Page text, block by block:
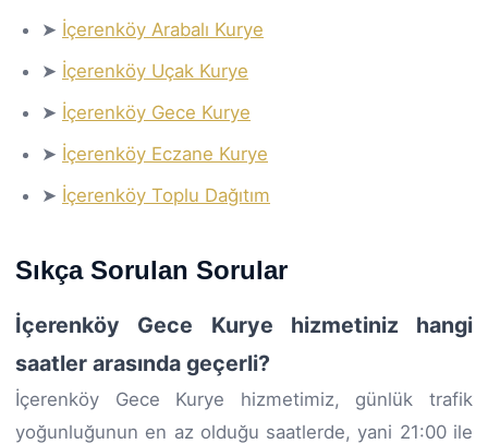
➤ İçerenköy Arabalı Kurye
➤ İçerenköy Uçak Kurye
➤ İçerenköy Gece Kurye
➤ İçerenköy Eczane Kurye
➤ İçerenköy Toplu Dağıtım
Sıkça Sorulan Sorular
İçerenköy Gece Kurye hizmetiniz hangi
saatler arasında geçerli?
İçerenköy Gece Kurye hizmetimiz, günlük trafik
yoğunluğunun en az olduğu saatlerde, yani 21:00 ile